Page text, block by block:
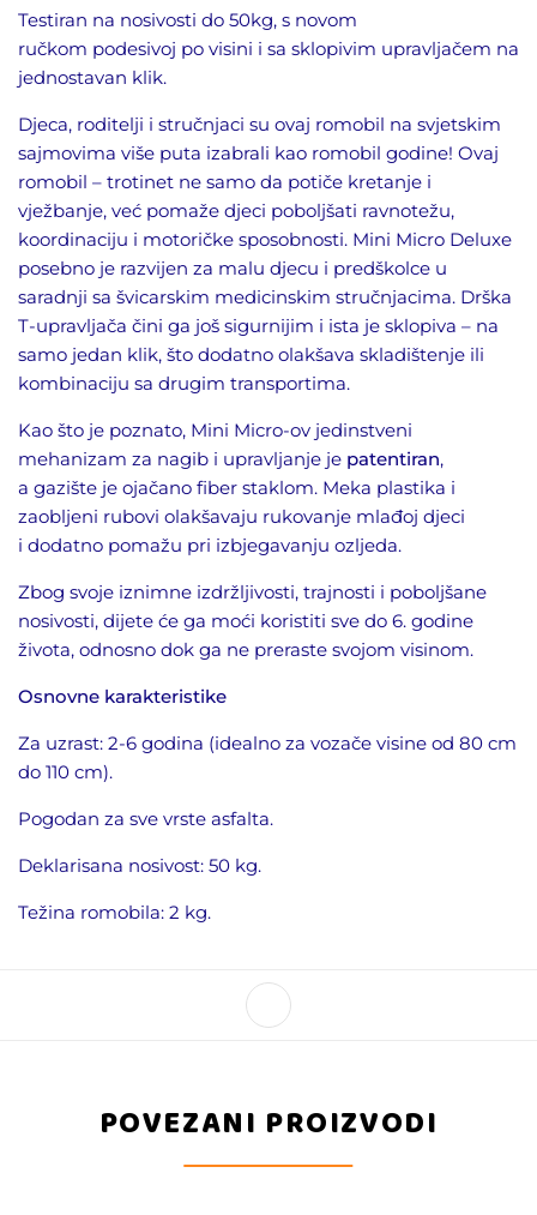
Testiran na nosivosti do 50kg, s novom
ručkom podesivoj po visini i sa sklopivim upravljačem na
jednostavan klik.
Djeca, roditelji i stručnjaci su ovaj romobil na svjetskim
sajmovima više puta izabrali kao romobil godine! Ovaj
romobil – trotinet ne samo da potiče kretanje i
vježbanje, već pomaže djeci poboljšati ravnotežu,
koordinaciju i motoričke sposobnosti. Mini Micro Deluxe
posebno je razvijen za malu djecu i predškolce u
saradnji sa švicarskim medicinskim stručnjacima. Drška
T-upravljača čini ga još sigurnijim i ista je sklopiva – na
samo jedan klik, što dodatno olakšava skladištenje ili
kombinaciju sa drugim transportima.
Kao što je poznato, Mini Micro-ov jedinstveni
mehanizam za nagib i upravljanje je patentiran,
a gazište je ojačano fiber staklom. Meka plastika i
zaobljeni rubovi olakšavaju rukovanje mlađoj djeci
i dodatno pomažu pri izbjegavanju ozljeda.
Zbog svoje iznimne izdržljivosti, trajnosti i poboljšane
nosivosti, dijete će ga moći koristiti sve do 6. godine
života, odnosno dok ga ne preraste svojom visinom.
Osnovne karakteristike
Za uzrast: 2-6 godina (idealno za vozače visine od 80 cm
do 110 cm).
Pogodan za sve vrste asfalta.
Deklarisana nosivost: 50 kg.
Težina romobila: 2 kg.
POVEZANI PROIZVODI